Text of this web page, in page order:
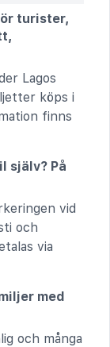
turister,
Lagos
köps i
finns
själv? På
vid
och
via
med
och många